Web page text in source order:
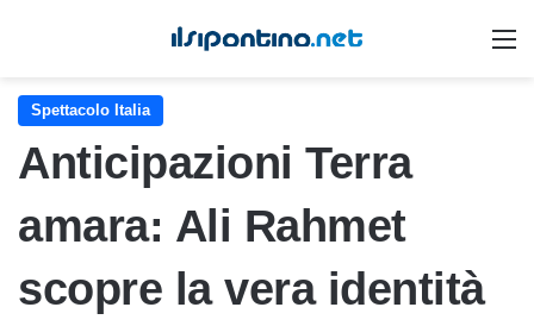
Spettacolo Italia
Anticipazioni Terra
amara: Ali Rahmet
scopre la vera identità